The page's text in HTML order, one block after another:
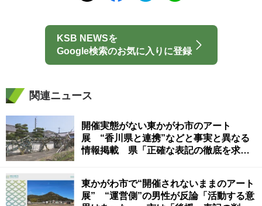
KSB NEWSを
Google検索のお気に入りに登録
関連ニュース
開催実態がない東かがわ市のアート
展 “香川県と連携”などと事実と異なる
情報掲載 県「正確な表記の徹底を求め
東かがわ市で“開催されないままのアート
展” “運営側”の男性が反論「活動する意